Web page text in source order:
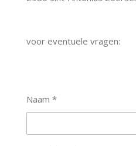
voor eventuele vragen:
Naam *